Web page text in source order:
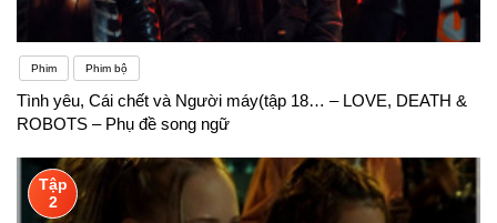
Phim Phim bộ
Tình yêu, Cái chết và Người máy(tập 18… – LOVE, DEATH &
ROBOTS – Phụ đề song ngữ
Tập
2